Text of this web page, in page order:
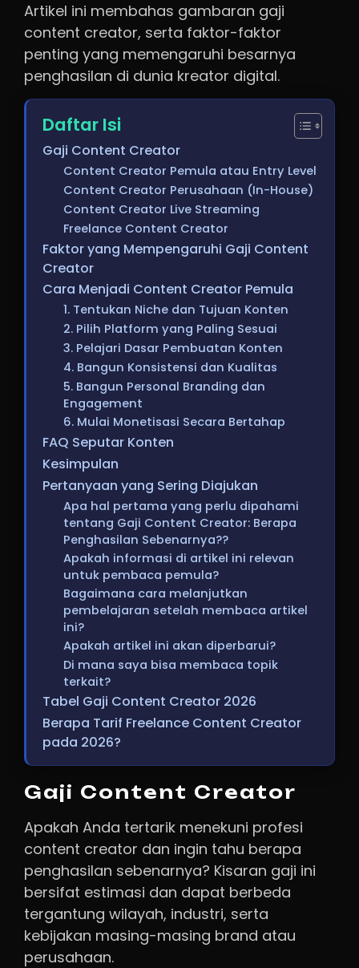
Artikel ini membahas gambaran gaji
content creator, serta faktor-faktor
penting yang memengaruhi besarnya
penghasilan di dunia kreator digital.
Daftar Isi
Gaji Content Creator
Content Creator Pemula atau Entry Level
Content Creator Perusahaan (In-House)
Content Creator Live Streaming
Freelance Content Creator
Faktor yang Mempengaruhi Gaji Content
Creator
Cara Menjadi Content Creator Pemula
1. Tentukan Niche dan Tujuan Konten
2. Pilih Platform yang Paling Sesuai
3. Pelajari Dasar Pembuatan Konten
4. Bangun Konsistensi dan Kualitas
5. Bangun Personal Branding dan
Engagement
6. Mulai Monetisasi Secara Bertahap
FAQ Seputar Konten
Kesimpulan
Pertanyaan yang Sering Diajukan
Apa hal pertama yang perlu dipahami
tentang Gaji Content Creator: Berapa
Penghasilan Sebenarnya??
Apakah informasi di artikel ini relevan
untuk pembaca pemula?
Bagaimana cara melanjutkan
pembelajaran setelah membaca artikel
ini?
Apakah artikel ini akan diperbarui?
Di mana saya bisa membaca topik
terkait?
Tabel Gaji Content Creator 2026
Berapa Tarif Freelance Content Creator
pada 2026?
Gaji Content Creator
Apakah Anda tertarik menekuni profesi
content creator dan ingin tahu berapa
penghasilan sebenarnya? Kisaran gaji ini
bersifat estimasi dan dapat berbeda
tergantung wilayah, industri, serta
kebijakan masing-masing brand atau
perusahaan.